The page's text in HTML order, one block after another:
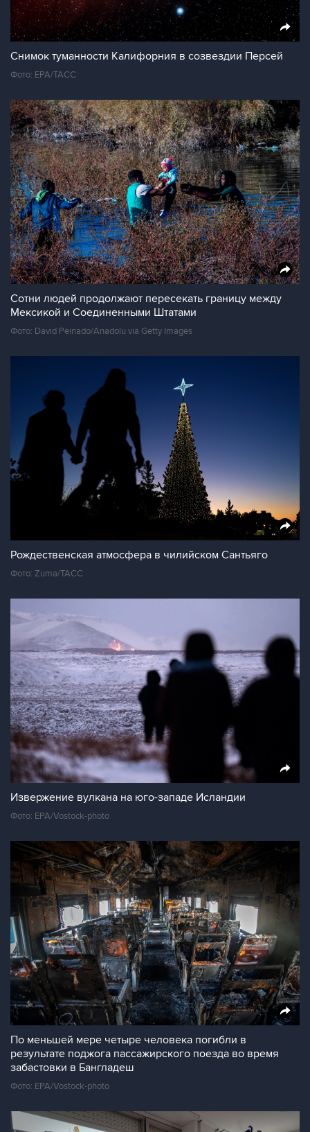
Снимок туманности Калифорния в созвездии Персей
Фото: ЕРА/ТАСС
Сотни людей продолжают пересекать границу между
Мексикой и Соединенными Штатами
Фото: David Peinado/Anadolu via Getty Images
Рождественская атмосфера в чилийском Сантьяго
Фото: Zuma/ТАСС
Извержение вулкана на юго-западе Исландии
Фото: EPA/Vostock-photo
По меньшей мере четыре человека погибли в
результате поджога пассажирского поезда во время
забастовки в Бангладеш
Фото: EPA/Vostock-photo